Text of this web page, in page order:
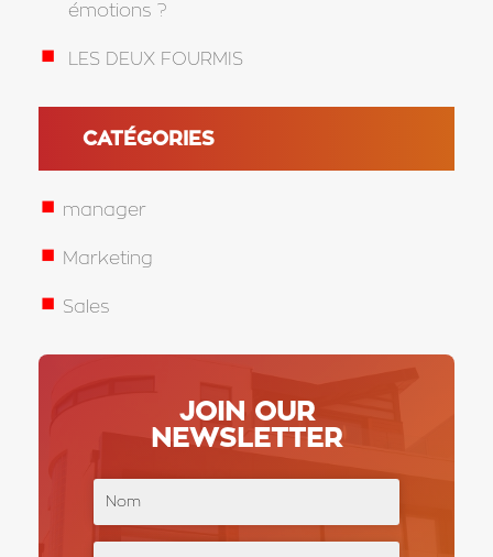
émotions ?
LES DEUX FOURMIS
CATÉGORIES
manager
Marketing
Sales
JOIN OUR
NEWSLETTER